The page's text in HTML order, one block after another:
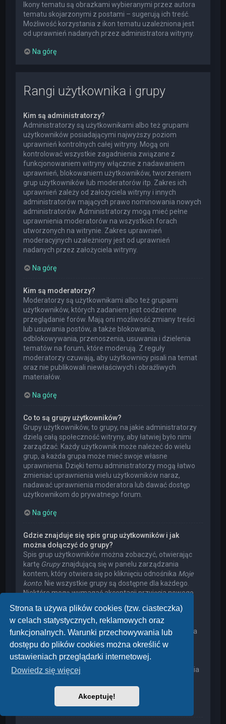
Strona ta używa plików cookies (tzw. ciasteczka)
w celach statystycznych, reklamowych oraz
funkcjonalnych. Warunki przechowywania lub
dostępu do plików cookies można określić w
ustawieniach przeglądarki internetowej.
Dowiedz się więcej
Akceptuję!
Ikony tematu są obrazkami wybieranymi przez autora
tematu skojarzonymi z postami – sugerują ich treść.
Możliwość korzystania z ikon tematu uzależniona jest
od uprawnień nadanych przez administratora witryny.
Na górę
Rangi użytkownika i grupy
Kim są administratorzy?
Administratorzy są użytkownikami albo też grupami
użytkowników posiadającymi najwyższy poziom
uprawnień kontrolnych całej witryny. Mogą oni
kontrolować wszystkie zagadnienia związane z
funkcjonowaniem witryny włącznie z nadawaniem
uprawnień, blokowaniem użytkowników, tworzeniem
grup użytkowników lub moderatorów itp. Zakres ich
uprawnień zależy od założyciela witryny i innych
administratorów mających prawo nominowania nowych
administratorów. Administratorzy mogą mieć pełne
uprawnienia moderatorów na wszystkich forach
utworzonych na witrynie. Zakres uprawnień
moderacyjnych uzależniony jest od uprawnień
nadanych przez założyciela witryny.
Na górę
Kim są moderatorzy?
Moderatorzy są użytkownikami albo też grupami
użytkowników, których zadaniem jest codzienne
przeglądanie forów. Mają oni możliwość zmiany treści
lub usuwania postów, a także blokowania,
odblokowywania, przenoszenia, usuwania i dzielenia
tematów na forum, które moderują. Z reguły
moderatorzy czuwają, aby użytkownicy pisali na temat
oraz nie publikowali niewłaściwych i obraźliwych
materiałów.
Na górę
Co to są grupy użytkowników?
Grupy użytkowników, to grupy, na jakie administratorzy
dzielą całą społeczność witryny, aby łatwiej było nimi
zarządzać. Każdy użytkownik może należeć do wielu
grup, a każda grupa może mieć swoje własne
uprawnienia. Dzięki temu administratorzy mogą łatwo
zmieniać uprawnienia wielu użytkowników naraz,
nadawać uprawnienia moderatora lub dawać dostęp
użytkownikom do prywatnego forum.
Na górę
Gdzie znajduje się spis grup użytkowników i jak
można dołączyć do grupy?
Spis grup użytkowników można zobaczyć, otwierając
kartę Grupyznajdującą się w panelu zarządzania
kontem, który otwiera się po kliknięciu odnośnika Moje
konto. Nie wszystkie grupy są dostępne dla każdego.
Niektóre mogą wymagać akceptacji przyjęcia nowego
mogą mieć ukrytych członków. Użytkownik może
poprosić o przyjęcie do danej grupy, naciskając
odpowiedni przycisk. Prośba o przyjęcie do grupy, która
wymaga akceptacji przyjęcia nowego członka, musi
zostać zaakceptowana przez lidera grupy. Może on
poprosić użytkownika o podanie wyjaśnień, dlaczego
chce on dołączyć do tej grupy. W przypadku otrzymania
pytaniami – widocznie miał on swoje powody.
Na górę